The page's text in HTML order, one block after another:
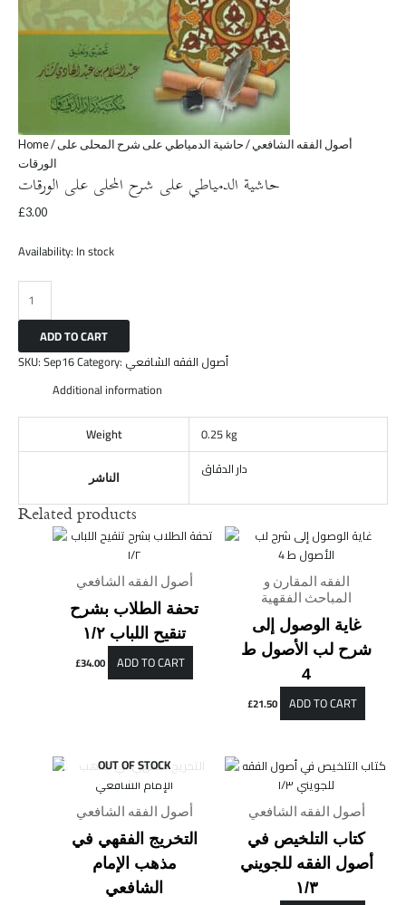
Home/ أصول الفقه الشافعي/ حاشية الدمياطي على شرح المحلى على
الورقات
حاشية الدمياطي على شرح المحلى على الورقات
£3.00
Availability: In stock
ADD TO CART
SKU:Sep16Category: أصول الفقه الشافعي
Additional information
Weight
0.25 kg
الناشر
دار الدقاق
Related products
أصول الفقه الشافعي
تحفة الطلاب بشرح
تنقيح اللباب ١/٢
£34.00 ADD TO CART
الفقه المقارن و
المباحث الفقهية
غاية الوصول إلى
شرح لب الأصول ط
4
£21.50 ADD TO CART
OUT OF STOCK
أصول الفقه الشافعي
التخريج الفقهي في
مذهب الإمام
الشافعي
أصول الفقه الشافعي
كتاب التلخيص في
أصول الفقه للجويني
١/٣